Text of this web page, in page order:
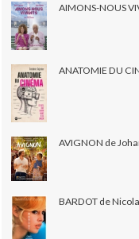
AIMONS-NOUS
ANATOMIE DU
AVIGNON de
BARDOT de